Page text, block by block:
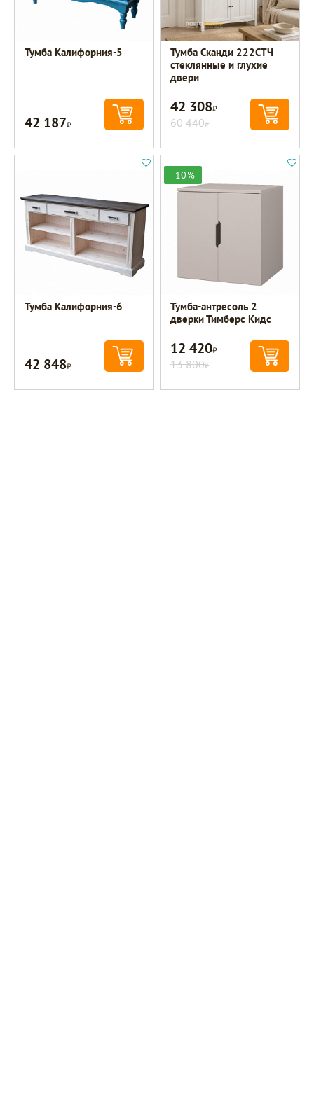
Тумба Калифорния-5
42 187Р
Тумба Сканди 222СТЧ
стеклянные и глухие
двери
42 308Р
60 440Р
Тумба Калифорния-6
42 848Р
-10%
Тумба-антресоль 2
дверки Тимберс Кидс
12 420Р
13 800Р